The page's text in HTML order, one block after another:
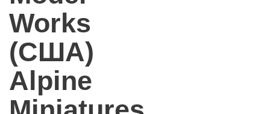
Works
(США)
Alpine